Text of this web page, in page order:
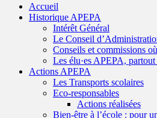
Accueil
Historique APEPA
Intérêt Général
Le Conseil
Conseils et commissions
Les élu·es APEPA,
Actions APEPA
Les Transports scolaires
Eco-responsables
Actions réalisées
Bien-être à l’école : pour